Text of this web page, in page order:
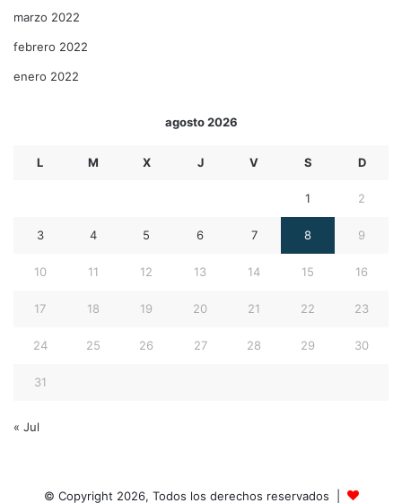
marzo 2022
febrero 2022
enero 2022
agosto 2026
L M X J V S D
1 2
3 4 5 6 7 8 9
10 11 12 13 14 15 16
17 18 19 20 21 22 23
24 25 26 27 28 29 30
31
« Jul
© Copyright 2026, Todos los derechos reservados |